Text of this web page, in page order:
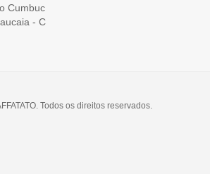
Cumbuc
- C
Todos os direitos reservados.